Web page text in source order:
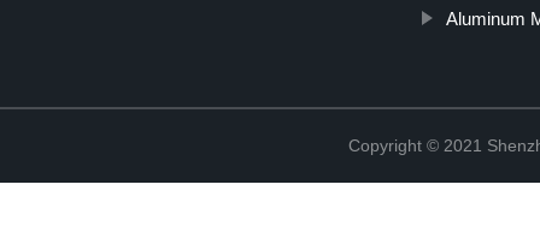
Aluminum
Copyright © 2021